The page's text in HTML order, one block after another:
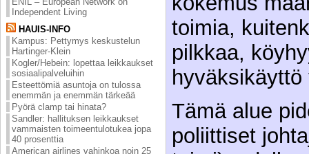
Independent Living
HAUIS-INFO
Kampus: Pettymys keskustelun
Hartinger-Klein
Kogler/Hebein: lopettaa leikkaukset
sosiaalipalveluihin
Esteettömiä asuntoja on tulossa
enemmän ja enemmän tärkeää
Pyörä clamp tai hinata?
Sandler: hallituksen leikkaukset
vammaisten toimeentulotukea jopa
40 prosenttia
American airlines vahinkoa noin 25
toimia,
pilkkaa,
Tämä alue
poliittiset